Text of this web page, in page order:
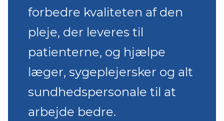
forbedre kvaliteten af ​​den
pleje, der leveres til
patienterne, og hjælpe
læger, sygeplejersker og alt
sundhedspersonale til at
arbejde bedre.